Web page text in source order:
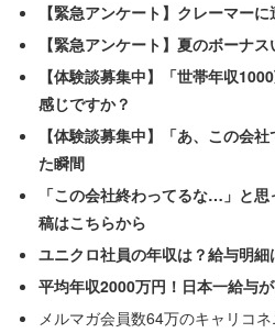
化学業界の働きやすい企業ランキング
【緊急アンケート】クレーマー
【緊急アンケート】夏のボーナ
【体験談募集中】「世帯年収
感じですか？
【体験談募集中】「あ、この会
た瞬間
「この会社終わってるな…」と
稿はこちらから
ユニクロ社員の年収は？給与明細
平均年収2000万円！日本一給与
メルマガ会員数64万のキャリコ